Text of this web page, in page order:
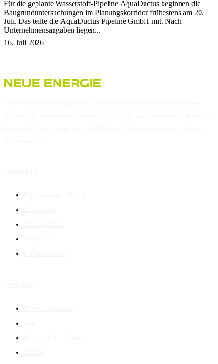
Für die geplante Wasserstoff-Pipeline AquaDuctus beginnen die
Baugrunduntersuchungen im Planungskorridor frühestens am 20.
Juli. Das teilte die AquaDuctus Pipeline GmbH mit. Nach
Unternehmensangaben liegen...
16. Juli 2026